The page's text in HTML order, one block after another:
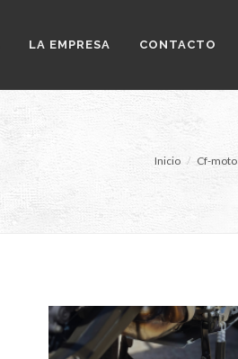
LA EMPRESA CONTACTO
Inicio Cf-moto